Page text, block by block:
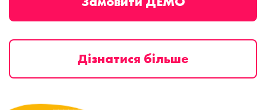
Дізнатися більше